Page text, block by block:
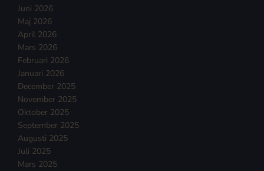
Juni 2026
Maj 2026
April 2026
Mars 2026
Februari 2026
Januari 2026
December 2025
November 2025
Oktober 2025
September 2025
Augusti 2025
Juli 2025
Mars 2025